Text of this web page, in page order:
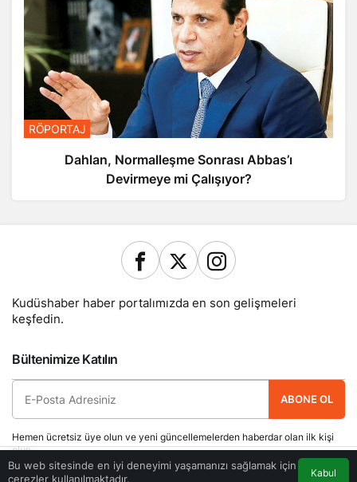
RÖPORTAJ
Dahlan, Normalleşme Sonrası Abbas’ı
Devirmeye mi Çalışıyor?
Bu web sitesinde en iyi deneyimi yaşamanızı sağlamak için
çerezler kullanılmaktadır.
Kabul
Kudüshaber haber portalımızda en son gelişmeleri
keşfedin.
Bültenimize Katılın
ABONE OL
Hemen ücretsiz üye olun ve yeni güncellemelerden haberdar olan ilk kişi
olun.
Akış Trafik